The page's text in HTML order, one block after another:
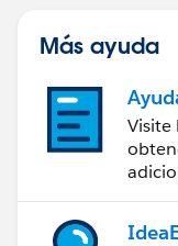
Más ayuda
Visite